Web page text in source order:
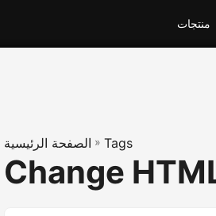
منتجات
الصفحة الرئيسية » Tags
Change